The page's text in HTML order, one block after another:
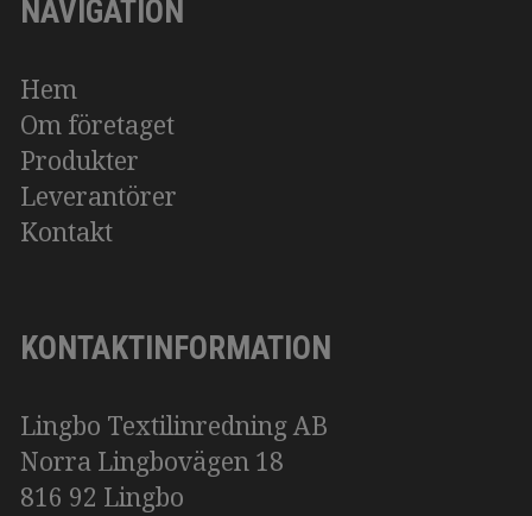
NAVIGATION
Hem
Om företaget
Produkter
Leverantörer
Kontakt
KONTAKTINFORMATION
Lingbo Textilinredning AB
Norra Lingbovägen 18
816 92 Lingbo